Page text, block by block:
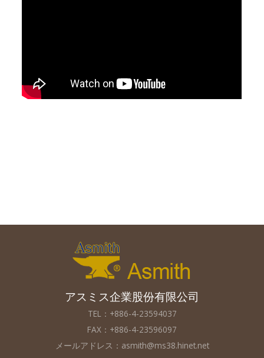
アスミス企業股份有限公司
TEL：+886-4-23594037
FAX：+886-4-23596097
メールアドレス： asmith@ms38.hinet.net